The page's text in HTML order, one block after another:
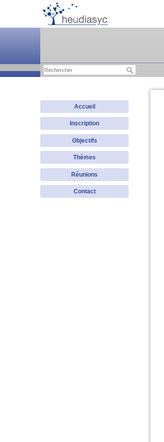
Accueil
Inscription
Objectifs
Thèmes
Réunions
Contact